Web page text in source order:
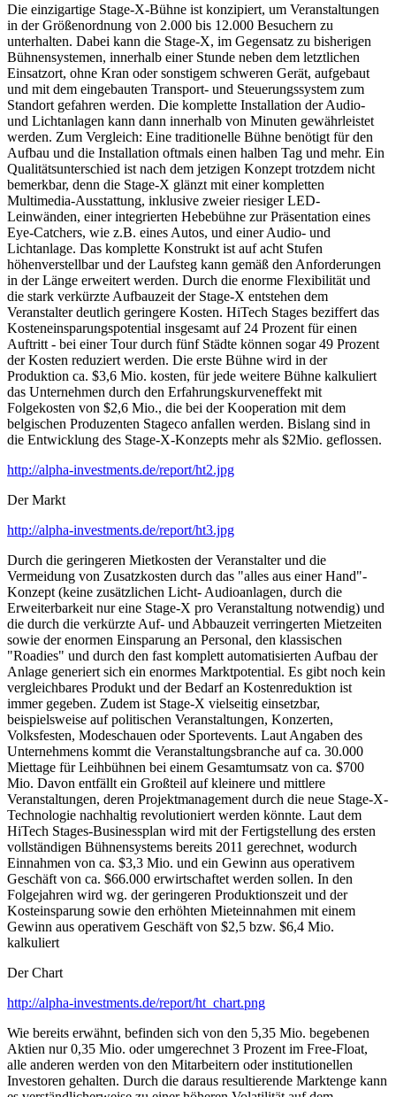
Die einzigartige Stage-X-Bühne ist konzipiert, um Veranstaltungen
in der Größenordnung von 2.000 bis 12.000 Besuchern zu
unterhalten. Dabei kann die Stage-X, im Gegensatz zu bisherigen
Bühnensystemen, innerhalb einer Stunde neben dem letztlichen
Einsatzort, ohne Kran oder sonstigem schweren Gerät, aufgebaut
und mit dem eingebauten Transport- und Steuerungssystem zum
Standort gefahren werden. Die komplette Installation der Audio-
und Lichtanlagen kann dann innerhalb von Minuten gewährleistet
werden. Zum Vergleich: Eine traditionelle Bühne benötigt für den
Aufbau und die Installation oftmals einen halben Tag und mehr. Ein
Qualitätsunterschied ist nach dem jetzigen Konzept trotzdem nicht
bemerkbar, denn die Stage-X glänzt mit einer kompletten
Multimedia-Ausstattung, inklusive zweier riesiger LED-
Leinwänden, einer integrierten Hebebühne zur Präsentation eines
Eye-Catchers, wie z.B. eines Autos, und einer Audio- und
Lichtanlage. Das komplette Konstrukt ist auf acht Stufen
höhenverstellbar und der Laufsteg kann gemäß den Anforderungen
in der Länge erweitert werden. Durch die enorme Flexibilität und
die stark verkürzte Aufbauzeit der Stage-X entstehen dem
Veranstalter deutlich geringere Kosten. HiTech Stages beziffert das
Kosteneinsparungspotential insgesamt auf 24 Prozent für einen
Auftritt - bei einer Tour durch fünf Städte können sogar 49 Prozent
der Kosten reduziert werden. Die erste Bühne wird in der
Produktion ca. $3,6 Mio. kosten, für jede weitere Bühne kalkuliert
das Unternehmen durch den Erfahrungskurveneffekt mit
Folgekosten von $2,6 Mio., die bei der Kooperation mit dem
belgischen Produzenten Stageco anfallen werden. Bislang sind in
die Entwicklung des Stage-X-Konzepts mehr als $2Mio. geflossen.
http://alpha-investments.de/report/ht2.jpg
Der Markt
http://alpha-investments.de/report/ht3.jpg
Durch die geringeren Mietkosten der Veranstalter und die
Vermeidung von Zusatzkosten durch das "alles aus einer Hand"-
Konzept (keine zusätzlichen Licht- Audioanlagen, durch die
Erweiterbarkeit nur eine Stage-X pro Veranstaltung notwendig) und
die durch die verkürzte Auf- und Abbauzeit verringerten Mietzeiten
sowie der enormen Einsparung an Personal, den klassischen
"Roadies" und durch den fast komplett automatisierten Aufbau der
Anlage generiert sich ein enormes Marktpotential. Es gibt noch kein
vergleichbares Produkt und der Bedarf an Kostenreduktion ist
immer gegeben. Zudem ist Stage-X vielseitig einsetzbar,
beispielsweise auf politischen Veranstaltungen, Konzerten,
Volksfesten, Modeschauen oder Sportevents. Laut Angaben des
Unternehmens kommt die Veranstaltungsbranche auf ca. 30.000
Miettage für Leihbühnen bei einem Gesamtumsatz von ca. $700
Mio. Davon entfällt ein Großteil auf kleinere und mittlere
Veranstaltungen, deren Projektmanagement durch die neue Stage-X-
Technologie nachhaltig revolutioniert werden könnte. Laut dem
HiTech Stages-Businessplan wird mit der Fertigstellung des ersten
vollständigen Bühnensystems bereits 2011 gerechnet, wodurch
Einnahmen von ca. $3,3 Mio. und ein Gewinn aus operativem
Geschäft von ca. $66.000 erwirtschaftet werden sollen. In den
Folgejahren wird wg. der geringeren Produktionszeit und der
Kosteinsparung sowie den erhöhten Mieteinnahmen mit einem
Gewinn aus operativem Geschäft von $2,5 bzw. $6,4 Mio.
kalkuliert
Der Chart
http://alpha-investments.de/report/ht_chart.png
Wie bereits erwähnt, befinden sich von den 5,35 Mio. begebenen
Aktien nur 0,35 Mio. oder umgerechnet 3 Prozent im Free-Float,
alle anderen werden von den Mitarbeitern oder institutionellen
Investoren gehalten. Durch die daraus resultierende Marktenge kann